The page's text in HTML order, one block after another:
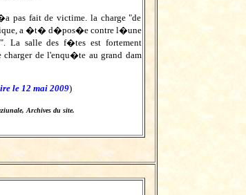
fait de victime. la charge "de
a �t� d�pos�e contre l�une
La salle des f�tes est fortement
charger de l'enqu�te au grand dam
le 12 mai 2009)
Archives du site.